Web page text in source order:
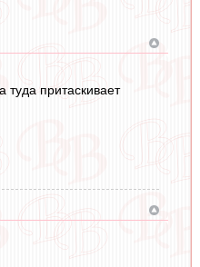
туда притаскивает